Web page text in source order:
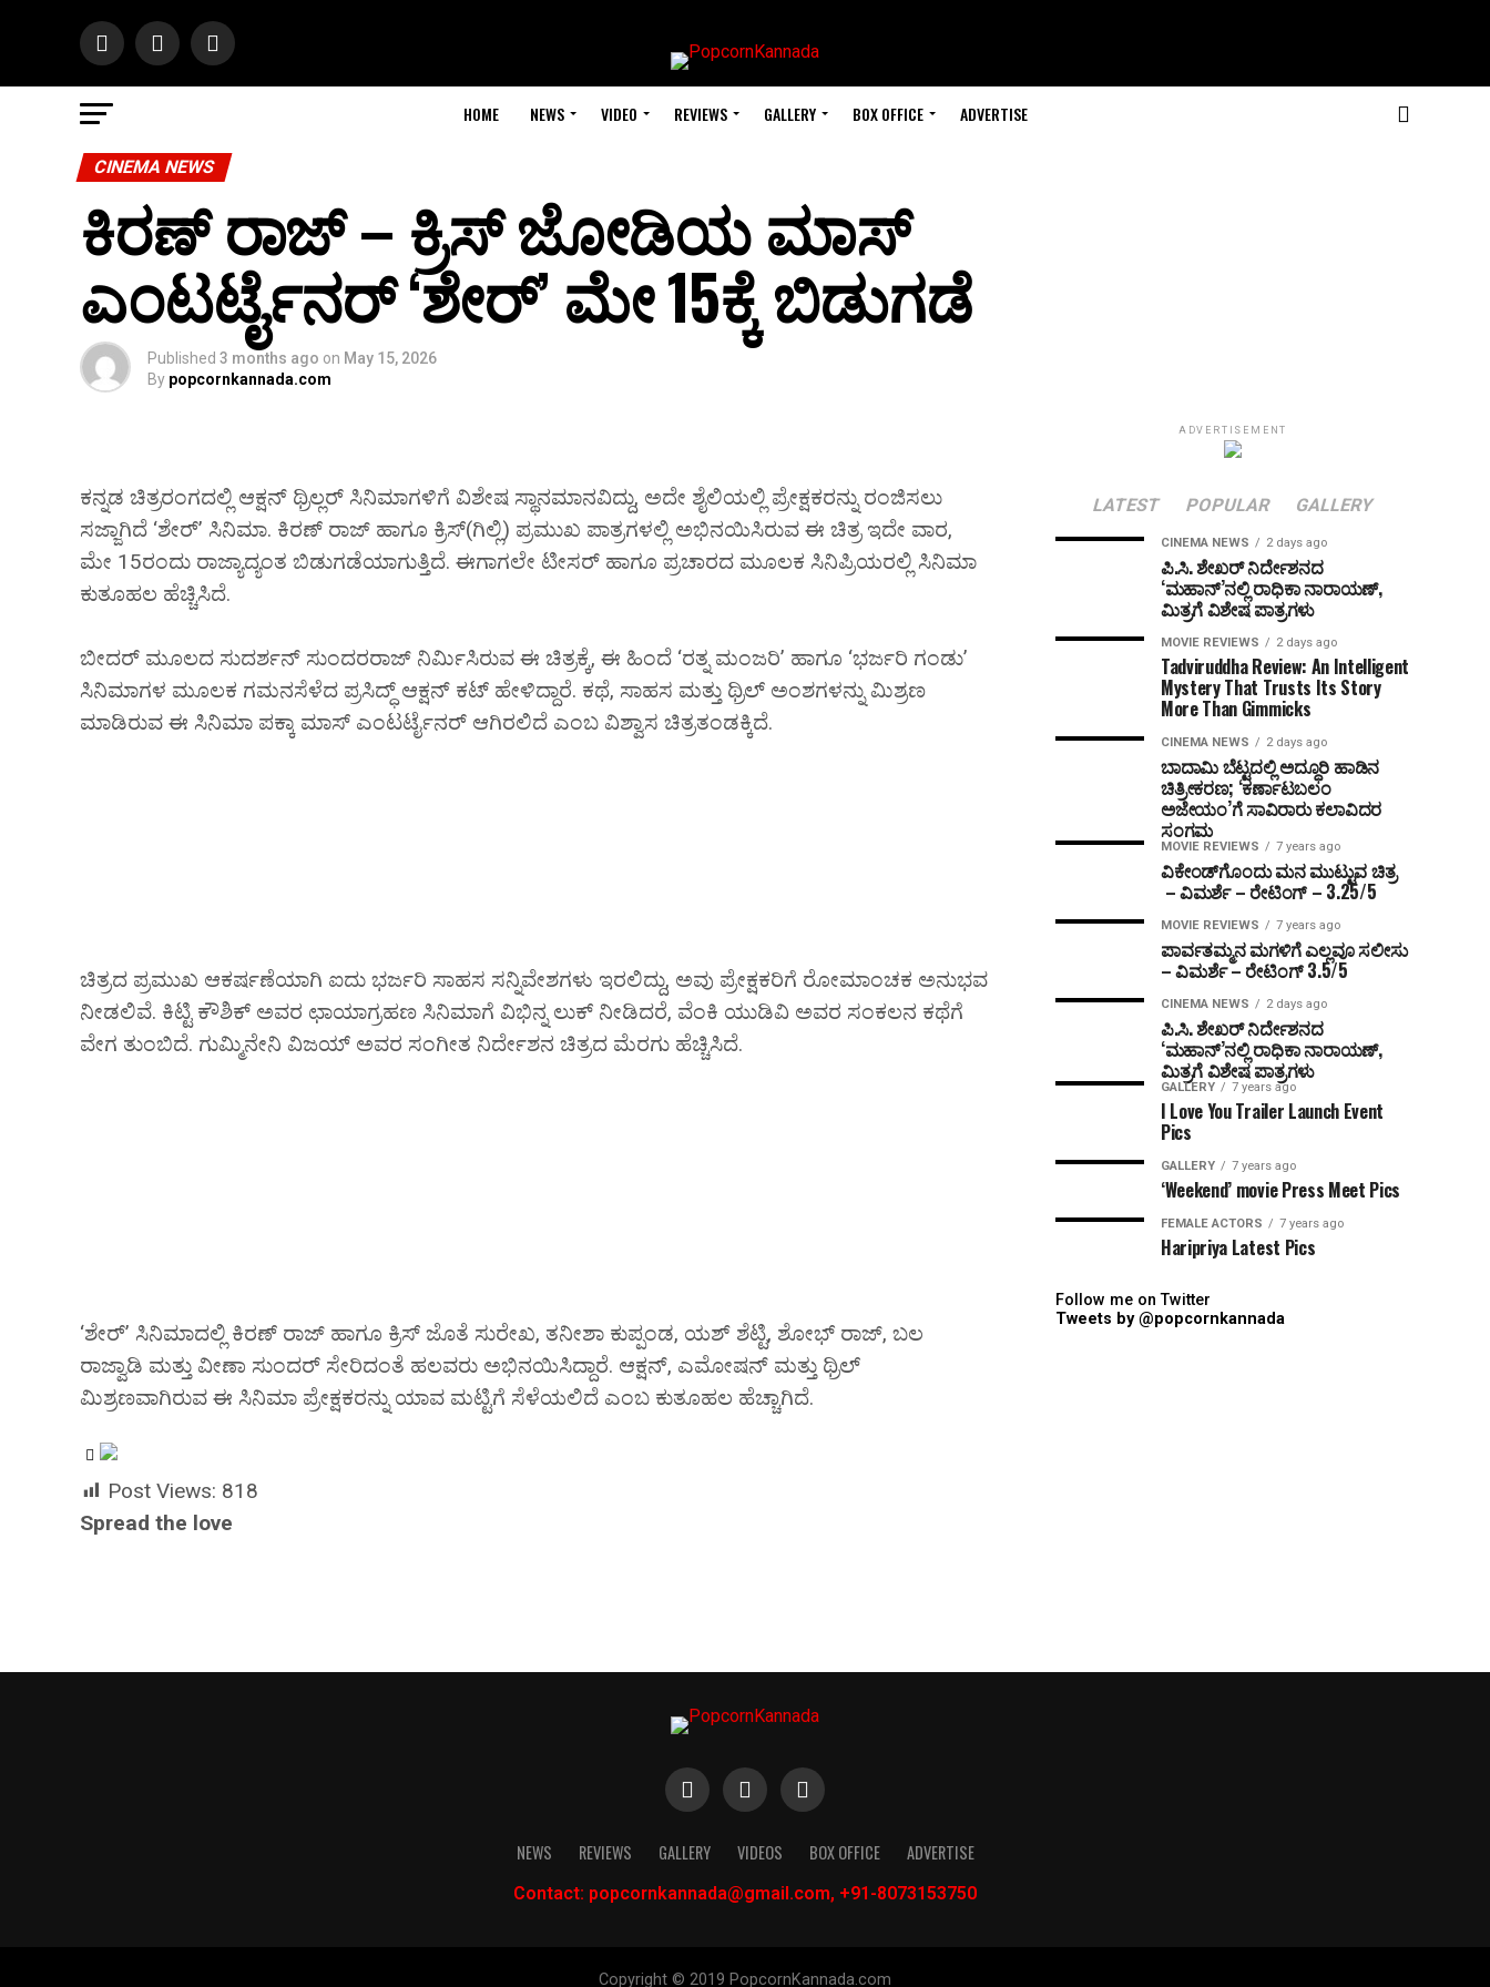
HOME NEWS VIDEO REVIEWS GALLERY BOX OFFICE ADVERTISE
CINEMA NEWS
ಕಿರಣ್ ರಾಜ್ – ಕ್ರಿಸ್ ಜೋಡಿಯ ಮಾಸ್
ಎಂಟರ್ಟೈನರ್ ‘ಶೇರ್’ ಮೇ 15ಕ್ಕೆ ಬಿಡುಗಡೆ
Published 3 months ago on May 15, 2026
By popcornkannada.com
ಕನ್ನಡ ಚಿತ್ರರಂಗದಲ್ಲಿ ಆಕ್ಷನ್ ಥ್ರಿಲ್ಲರ್ ಸಿನಿಮಾಗಳಿಗೆ ವಿಶೇಷ ಸ್ಥಾನಮಾನವಿದ್ದು, ಅದೇ ಶೈಲಿಯಲ್ಲಿ ಪ್ರೇಕ್ಷಕರನ್ನು ರಂಜಿಸಲು
ಸಜ್ಜಾಗಿದೆ ‘ಶೇರ್’ ಸಿನಿಮಾ. ಕಿರಣ್ ರಾಜ್ ಹಾಗೂ ಕ್ರಿಸ್(ಗಿಲ್ಲಿ) ಪ್ರಮುಖ ಪಾತ್ರಗಳಲ್ಲಿ ಅಭಿನಯಿಸಿರುವ ಈ ಚಿತ್ರ ಇದೇ ವಾರ,
ಮೇ 15ರಂದು ರಾಜ್ಯಾದ್ಯಂತ ಬಿಡುಗಡೆಯಾಗುತ್ತಿದೆ. ಈಗಾಗಲೇ ಟೀಸರ್ ಹಾಗೂ ಪ್ರಚಾರದ ಮೂಲಕ ಸಿನಿಪ್ರಿಯರಲ್ಲಿ ಸಿನಿಮಾ
ಕುತೂಹಲ ಹೆಚ್ಚಿಸಿದೆ.
ಬೀದರ್ ಮೂಲದ ಸುದರ್ಶನ್ ಸುಂದರರಾಜ್ ನಿರ್ಮಿಸಿರುವ ಈ ಚಿತ್ರಕ್ಕೆ, ಈ ಹಿಂದೆ ‘ರತ್ನ ಮಂಜರಿ’ ಹಾಗೂ ‘ಭರ್ಜರಿ ಗಂಡು’
ಸಿನಿಮಾಗಳ ಮೂಲಕ ಗಮನಸೆಳೆದ ಪ್ರಸಿದ್ಧ್ ಆಕ್ಷನ್ ಕಟ್ ಹೇಳಿದ್ದಾರೆ. ಕಥೆ, ಸಾಹಸ ಮತ್ತು ಥ್ರಿಲ್ ಅಂಶಗಳನ್ನು ಮಿಶ್ರಣ
ಮಾಡಿರುವ ಈ ಸಿನಿಮಾ ಪಕ್ಕಾ ಮಾಸ್ ಎಂಟರ್ಟೈನರ್ ಆಗಿರಲಿದೆ ಎಂಬ ವಿಶ್ವಾಸ ಚಿತ್ರತಂಡಕ್ಕಿದೆ.
ಚಿತ್ರದ ಪ್ರಮುಖ ಆಕರ್ಷಣೆಯಾಗಿ ಐದು ಭರ್ಜರಿ ಸಾಹಸ ಸನ್ನಿವೇಶಗಳು ಇರಲಿದ್ದು, ಅವು ಪ್ರೇಕ್ಷಕರಿಗೆ ರೋಮಾಂಚಕ ಅನುಭವ
ನೀಡಲಿವೆ. ಕಿಟ್ಟಿ ಕೌಶಿಕ್ ಅವರ ಛಾಯಾಗ್ರಹಣ ಸಿನಿಮಾಗೆ ವಿಭಿನ್ನ ಲುಕ್ ನೀಡಿದರೆ, ವೆಂಕಿ ಯುಡಿವಿ ಅವರ ಸಂಕಲನ ಕಥೆಗೆ
ವೇಗ ತುಂಬಿದೆ. ಗುಮ್ಮಿನೇನಿ ವಿಜಯ್ ಅವರ ಸಂಗೀತ ನಿರ್ದೇಶನ ಚಿತ್ರದ ಮೆರಗು ಹೆಚ್ಚಿಸಿದೆ.
‘ಶೇರ್’ ಸಿನಿಮಾದಲ್ಲಿ ಕಿರಣ್ ರಾಜ್ ಹಾಗೂ ಕ್ರಿಸ್ ಜೊತೆ ಸುರೇಖ, ತನೀಶಾ ಕುಪ್ಪಂಡ, ಯಶ್ ಶೆಟ್ಟಿ, ಶೋಭ್ ರಾಜ್, ಬಲ
ರಾಜ್ವಾಡಿ ಮತ್ತು ವೀಣಾ ಸುಂದರ್ ಸೇರಿದಂತೆ ಹಲವರು ಅಭಿನಯಿಸಿದ್ದಾರೆ. ಆಕ್ಷನ್, ಎಮೋಷನ್ ಮತ್ತು ಥ್ರಿಲ್
ಮಿಶ್ರಣವಾಗಿರುವ ಈ ಸಿನಿಮಾ ಪ್ರೇಕ್ಷಕರನ್ನು ಯಾವ ಮಟ್ಟಿಗೆ ಸೆಳೆಯಲಿದೆ ಎಂಬ ಕುತೂಹಲ ಹೆಚ್ಚಾಗಿದೆ.
Post Views: 818
Spread the love
ADVERTISEMENT
LATEST POPULAR GALLERY
CINEMA NEWS 2 days ago
ಪಿ.ಸಿ. ಶೇಖರ್ ನಿರ್ದೇಶನದ
‘ಮಹಾನ್’ನಲ್ಲಿ ರಾಧಿಕಾ ನಾರಾಯಣ್,
ಮಿತ್ರಗೆ ವಿಶೇಷ ಪಾತ್ರಗಳು
MOVIE REVIEWS 2 days ago
Tadviruddha Review: An Intelligent
Mystery That Trusts Its Story
More Than Gimmicks
CINEMA NEWS 2 days ago
ಬಾದಾಮಿ ಬೆಟ್ಟದಲ್ಲಿ ಅದ್ಧೂರಿ ಹಾಡಿನ
ಚಿತ್ರೀಕರಣ; ‘ಕರ್ಣಾಟಬಲಂ
ಅಜೇಯಂ’ಗೆ ಸಾವಿರಾರು ಕಲಾವಿದರ
ಸಂಗಮ
MOVIE REVIEWS 7 years ago
ವಿಕೇಂಡ್‌ಗೊಂದು ಮನ ಮುಟ್ಟುವ ಚಿತ್ರ
– ವಿಮರ್ಶೆ – ರೇಟಿಂಗ್ – 3.25/5
MOVIE REVIEWS 7 years ago
ಪಾರ್ವತಮ್ಮನ ಮಗಳಿಗೆ ಎಲ್ಲವೂ ಸಲೀಸು
– ವಿಮರ್ಶೆ – ರೇಟಿಂಗ್ 3.5/5
CINEMA NEWS 2 days ago
ಪಿ.ಸಿ. ಶೇಖರ್ ನಿರ್ದೇಶನದ
‘ಮಹಾನ್’ನಲ್ಲಿ ರಾಧಿಕಾ ನಾರಾಯಣ್,
ಮಿತ್ರಗೆ ವಿಶೇಷ ಪಾತ್ರಗಳು
GALLERY 7 years ago
I Love You Trailer Launch Event
Pics
GALLERY 7 years ago
‘Weekend’ movie Press Meet Pics
FEMALE ACTORS 7 years ago
Haripriya Latest Pics
Follow me on Twitter
Tweets by @popcornkannada
NEWS REVIEWS GALLERY VIDEOS BOX OFFICE ADVERTISE
Contact: popcornkannada@gmail.com, +91-8073153750
Copyright © 2019 PopcornKannada.com